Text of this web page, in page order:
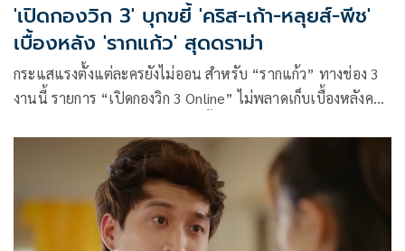
'เปิดกองวิก 3' บุกขยี้ 'คริส-เก้า-หลุยส์-พีช'
เบื้องหลัง 'รากแก้ว' สุดดราม่า
กระแสแรงตั้งแต่ละครยังไม่ออน สำหรับ “รากแก้ว” ทางช่อง 3
งานนี้ รายการ “เปิดกองวิก 3 Online” ไม่พลาดเก็บเบื้องหลังค
ซีนอารมณ์ ที่ได้ 2 ผู้จัด ฉอด-สายทิพย์ มนตรีกุล ณ อยุธยา และ
เอส-วรฤทธิ์ ไวยเจียรนัย จากค่าย CHANGE2561 จำกัด